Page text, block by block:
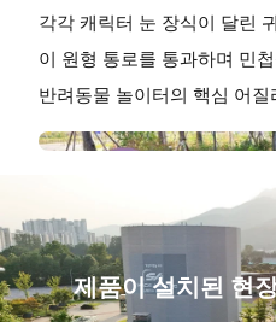
각각 캐릭터 눈 장식이 달린
이 원형 통로를 통과하며 민
반려동물 놀이터의 핵심 어
제품이 설치된 현